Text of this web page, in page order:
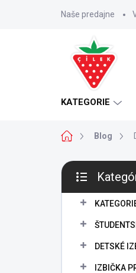
Naše predajne
KATEGORIE
DomovBlog
B
č
kategórie
DETSKÉ
IZBIČKA